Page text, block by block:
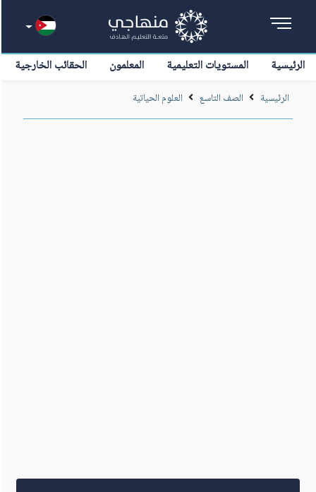
الرئيسية المستويات التعليمية المعلمون الحقائب الخارجية
الرئيسية الصف التاسع العلوم الحياتية